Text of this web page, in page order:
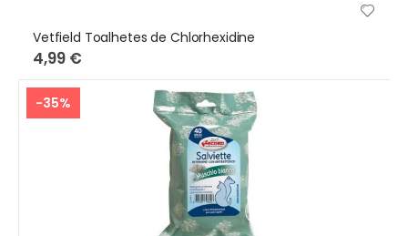
Vetfield Toalhetes de Chlorhexidine
4,99 €
-35%